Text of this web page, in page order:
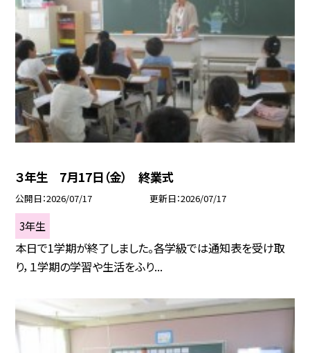
３年生 7月17日（金） 終業式
公開日 2026/07/17 更新日 2026/07/17
3年生
本日で1学期が終了しました。各学級では通知表を受け取
り，１学期の学習や生活をふり...